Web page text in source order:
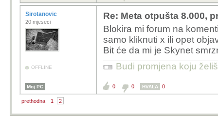
Sirotanovic
20 mjeseci
OFFLINE
Re: Meta otpušta 8.000,
Blokira mi forum na
samo kliknuti x ili opet
Bit će da mi je Skynet
Budi promjena koju
Moj PC 0 0 HVALA 0
prethodna 1 2